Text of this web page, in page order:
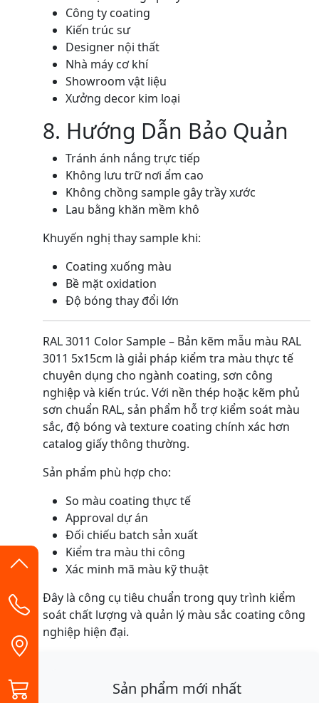
Công ty coating
Kiến trúc sư
Designer nội thất
Nhà máy cơ khí
Showroom vật liệu
Xưởng decor kim loại
8. Hướng Dẫn Bảo Quản
Tránh ánh nắng trực tiếp
Không lưu trữ nơi ẩm cao
Không chồng sample gây trầy xước
Lau bằng khăn mềm khô
Khuyến nghị thay sample khi:
Coating xuống màu
Bề mặt oxidation
Độ bóng thay đổi lớn
RAL 3011 Color Sample – Bản kẽm mẫu màu RAL
3011 5x15cm là giải pháp kiểm tra màu thực tế
chuyên dụng cho ngành coating, sơn công
nghiệp và kiến trúc. Với nền thép hoặc kẽm phủ
sơn chuẩn RAL, sản phẩm hỗ trợ kiểm soát màu
sắc, độ bóng và texture coating chính xác hơn
catalog giấy thông thường.
Sản phẩm phù hợp cho:
So màu coating thực tế
Approval dự án
Đối chiếu batch sản xuất
Kiểm tra màu thi công
Xác minh mã màu kỹ thuật
Đây là công cụ tiêu chuẩn trong quy trình kiểm
soát chất lượng và quản lý màu sắc coating công
nghiệp hiện đại.
Sản phẩm mới nhất